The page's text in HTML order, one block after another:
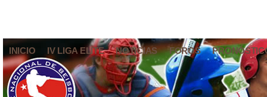
INICIO IV LIGA ELITE NOTICIAS FOROS